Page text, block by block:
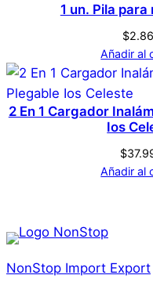
1 un. Pila para
$
Añadir al
2 En 1 Cargador
Ios
$
Añadir al
NonStop Import Export